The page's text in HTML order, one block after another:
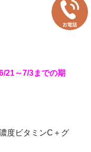
21～7/3までの期
度ビタミンC＋グ